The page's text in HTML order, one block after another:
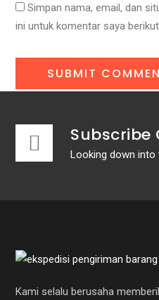
Simpan nama, email, dan
ini untuk komentar saya
Subscribe
Looking down into
Kami selalu berusaha